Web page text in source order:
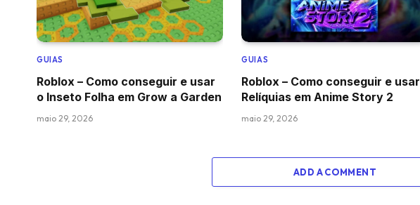
GUIAS
Roblox – Como conseguir e usar
o Inseto Folha em Grow a Garden
maio 29, 2026
GUIAS
Roblox – Como conseguir e usar
Relíquias em Anime Story 2
maio 29, 2026
ADD A COMMENT